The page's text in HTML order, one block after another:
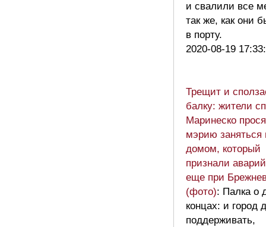
и свалили все
так же, как они
в порту.
2020-08-19
Трещит и
балку: жители
Маринеско
мэрию заняться
домом, который
признали
еще при
(фото): Палка о
концах: и город
поддерживать,